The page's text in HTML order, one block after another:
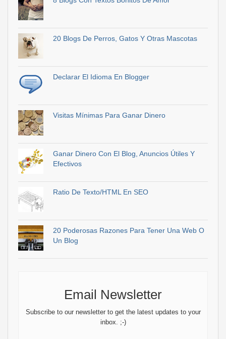
20 Blogs De Perros, Gatos Y Otras Mascotas
Declarar El Idioma En Blogger
Visitas Mínimas Para Ganar Dinero
Ganar Dinero Con El Blog, Anuncios Útiles Y
Efectivos
Ratio De Texto/HTML En SEO
20 Poderosas Razones Para Tener Una Web O
Un Blog
Email Newsletter
Subscribe to our newsletter to get the latest updates to your
inbox. ;-)